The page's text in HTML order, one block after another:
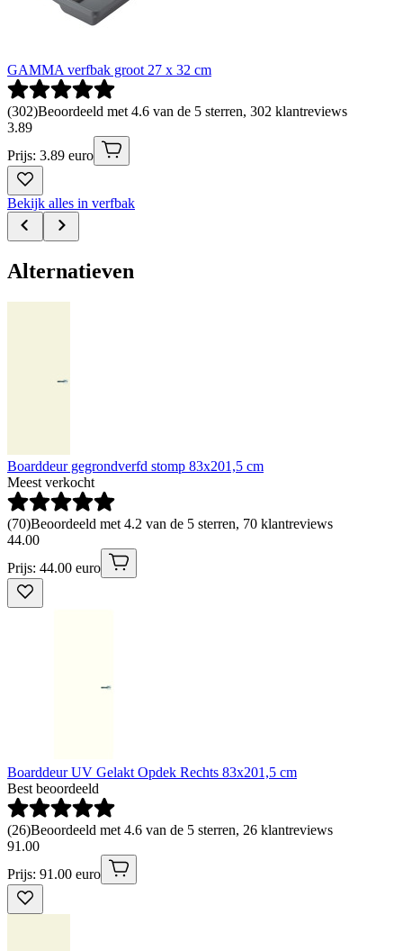
GAMMA verfbak groot 27 x 32 cm
(302)Beoordeeld met 4.6 van de 5 sterren, 302 klantreviews
3.89
Prijs: 3.89 euro
Bekijk alles in verfbak
Alternatieven
Boarddeur gegrondverfd stomp 83x201,5 cm
Meest verkocht
(70)Beoordeeld met 4.2 van de 5 sterren, 70 klantreviews
44.00
Prijs: 44.00 euro
Boarddeur UV Gelakt Opdek Rechts 83x201,5 cm
Best beoordeeld
(26)Beoordeeld met 4.6 van de 5 sterren, 26 klantreviews
91 .00
Prijs: 91.00 euro